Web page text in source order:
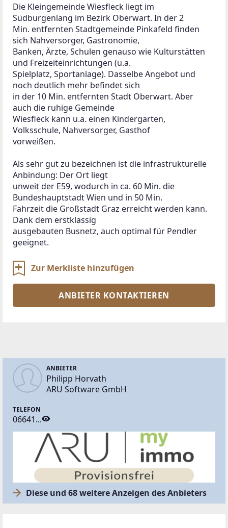
Die Kleingemeinde Wiesfleck liegt im
Südburgenlang im Bezirk Oberwart. In der 2
Min. entfernten Stadtgemeinde Pinkafeld finden
sich Nahversorger, Gastronomie,
Banken, Ärzte, Schulen genauso wie Kulturstätten
und Freizeiteinrichtungen (u.a.
Spielplatz, Sportanlage). Dasselbe Angebot und
noch deutlich mehr befindet sich
in der 10 Min. entfernten Stadt Oberwart. Aber
auch die ruhige Gemeinde
Wiesfleck kann u.a. einen Kindergarten,
Volksschule, Nahversorger, Gasthof
vorweißen.
Als sehr gut zu bezeichnen ist die infrastrukturelle
Anbindung: Der Ort liegt
unweit der E59, wodurch in ca. 60 Min. die
Bundeshauptstadt Wien und in 50 Min.
Fahrzeit die Großstadt Graz erreicht werden kann.
Dank dem erstklassig
ausgebauten Busnetz, auch optimal für Pendler
geeignet.
Zur Merkliste hinzufügen
ANBIETER KONTAKTIEREN
ANBIETER
Philipp Horvath
ARU Software GmbH
TELEFON
06641...
Diese und 68 weitere Anzeigen des Anbieters